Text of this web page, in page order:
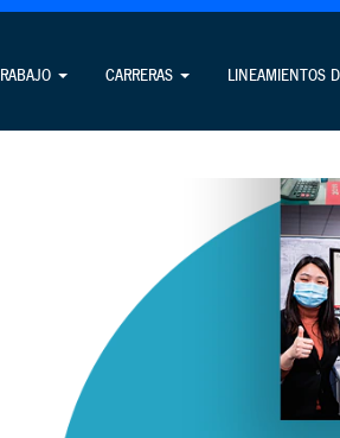
CARRERAS LINEAMIENTOS